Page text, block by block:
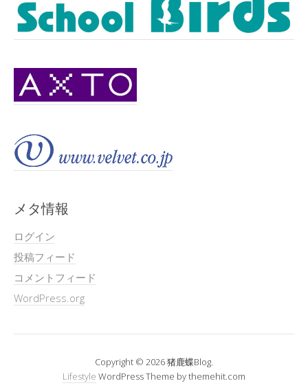
メタ情報
ログイン
投稿フィード
コメントフィード
WordPress.org
Copyright © 2026 猪鹿蝶Blog.
Lifestyle WordPress Theme by themehit.com